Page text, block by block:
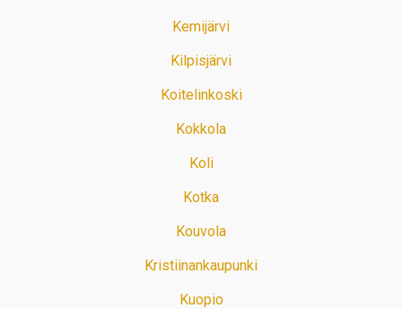
Kemijärvi
Kilpisjärvi
Koitelinkoski
Kokkola
Koli
Kotka
Kouvola
Kristiinankaupunki
Kuopio